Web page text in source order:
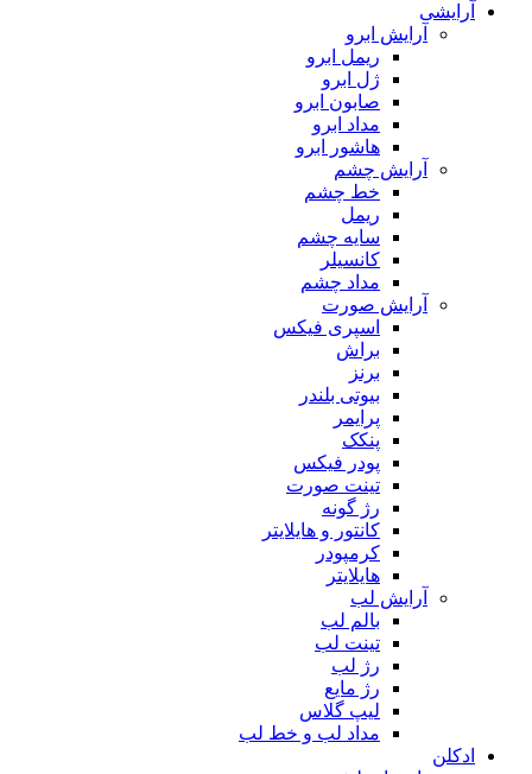
آرایشی
آرایش ابرو
ریمل ابرو
ژل ابرو
صابون ابرو
مداد ابرو
هاشور ابرو
آرایش چشم
خط چشم
ریمل
سایه چشم
کانسیلر
مداد چشم
آرایش صورت
اسپری فیکس
براش
برنز
بیوتی بلندر
پرایمر
پنکک
پودر فیکس
تینت صورت
رژ گونه
کانتور و هایلایتر
کرمپودر
هایلایتر
آرایش لب
بالم لب
تینت لب
رژ لب
رژ مایع
لیپ گلاس
مداد لب و خط لب
ادکلن